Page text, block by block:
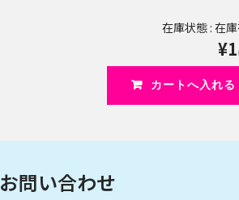
在庫状態 : 在庫
¥1
お問い合わせ